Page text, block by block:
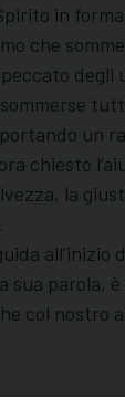
in
che
degli
un
chiesto
la
sua parola,
col nostro